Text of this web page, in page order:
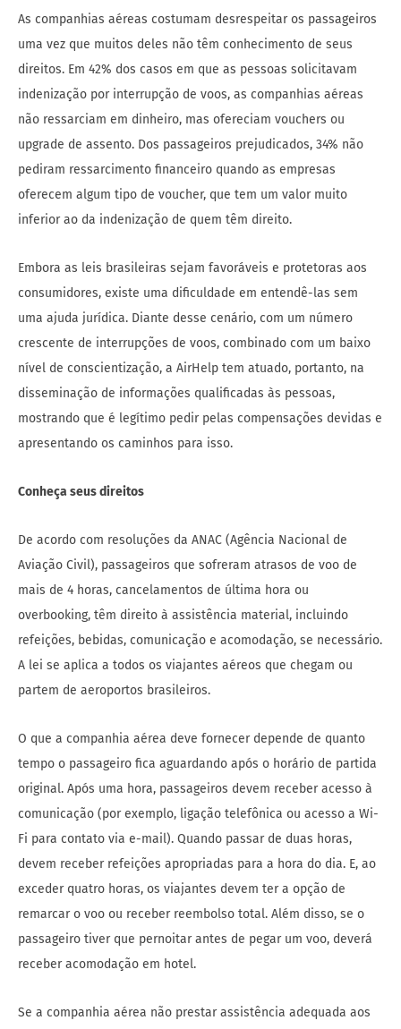
As companhias aéreas costumam desrespeitar os passageiros
uma vez que muitos deles não têm conhecimento de seus
direitos. Em 42% dos casos em que as pessoas solicitavam
indenização por interrupção de voos, as companhias aéreas
não ressarciam em dinheiro, mas ofereciam vouchers ou
upgrade de assento. Dos passageiros prejudicados, 34% não
pediram ressarcimento financeiro quando as empresas
oferecem algum tipo de voucher, que tem um valor muito
inferior ao da indenização de quem têm direito.
Embora as leis brasileiras sejam favoráveis e protetoras aos
consumidores, existe uma dificuldade em entendê-las sem
uma ajuda jurídica. Diante desse cenário, com um número
crescente de interrupções de voos, combinado com um baixo
nível de conscientização, a AirHelp tem atuado, portanto, na
disseminação de informações qualificadas às pessoas,
mostrando que é legítimo pedir pelas compensações devidas e
apresentando os caminhos para isso.
Conheça seus direitos
De acordo com resoluções da ANAC (Agência Nacional de
Aviação Civil), passageiros que sofreram atrasos de voo de
mais de 4 horas, cancelamentos de última hora ou
overbooking, têm direito à assistência material, incluindo
refeições, bebidas, comunicação e acomodação, se necessário.
A lei se aplica a todos os viajantes aéreos que chegam ou
partem de aeroportos brasileiros.
O que a companhia aérea deve fornecer depende de quanto
tempo o passageiro fica aguardando após o horário de partida
original. Após uma hora, passageiros devem receber acesso à
comunicação (por exemplo, ligação telefônica ou acesso a Wi-
Fi para contato via e-mail). Quando passar de duas horas,
devem receber refeições apropriadas para a hora do dia. E, ao
exceder quatro horas, os viajantes devem ter a opção de
remarcar o voo ou receber reembolso total. Além disso, se o
passageiro tiver que pernoitar antes de pegar um voo, deverá
receber acomodação em hotel.
Se a companhia aérea não prestar assistência adequada aos